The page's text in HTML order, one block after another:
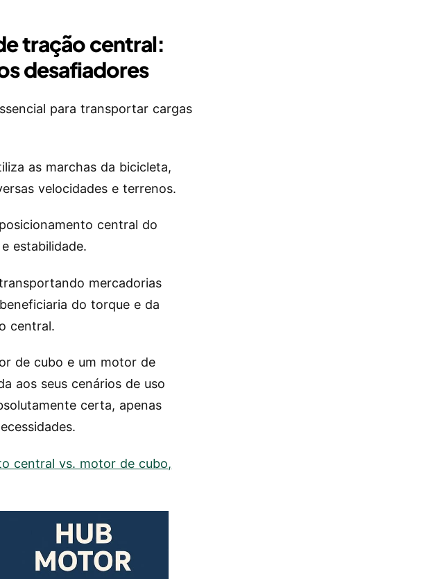
tração central:
desafiadores
para transportar cargas
as marchas da bicicleta,
velocidades e terrenos.
central do
estabilidade.
mercadorias
do torque e da
central.
de cubo e um motor de
aos seus cenários de uso
certa, apenas
central vs. motor de cubo,